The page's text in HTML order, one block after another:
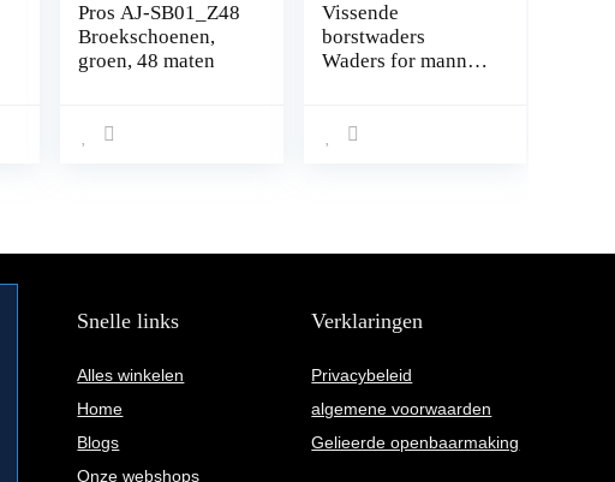
Pros AJ-SB01_Z48
Broekschoenen,
groen, 48 maten
Vissende
borstwaders
Waders for mannen
Waterdicht (Color :
Snelle links
Alles winkelen
Home
Blogs
Onze webshops
Verklaringen
Privacybeleid
algemene voorwaarden
Gelieerde openbaarmaking